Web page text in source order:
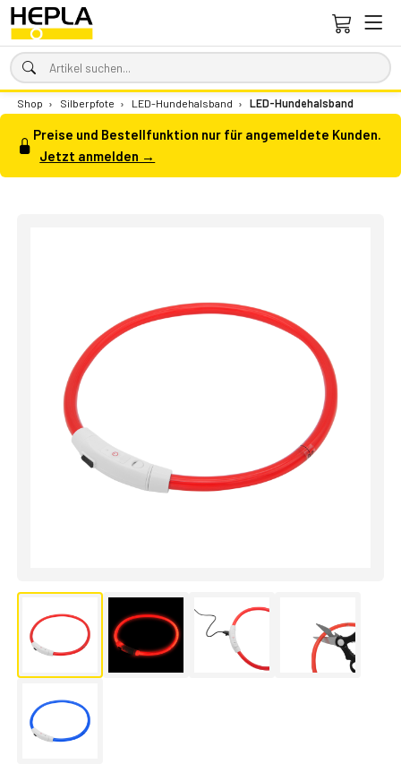
Shop › Silberpfote › LED-Hundehalsband › LED-Hundehalsband
Preise und Bestellfunktion nur für angemeldete Kunden.
Jetzt anmelden →